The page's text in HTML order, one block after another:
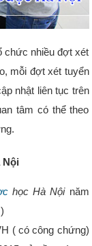
chức nhiều đợt xét
mỗi đợt xét tuyển
nhật liên tục trên
tâm có thể theo
Nội
học Hà Nộinăm
( có công chứng)